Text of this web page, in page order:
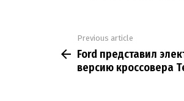
more
Previous article
Ford представил
версию кроссовера